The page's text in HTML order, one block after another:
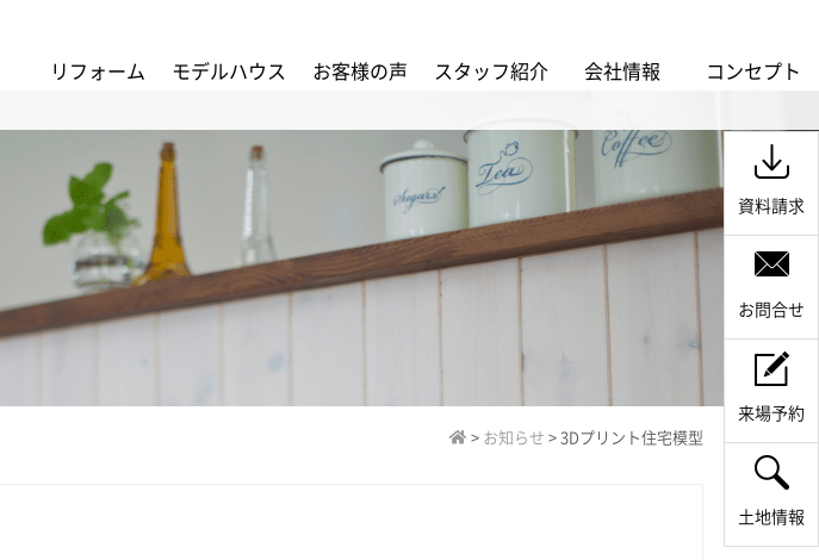
リフォーム モデルハウス お客様の声 スタッフ紹介 会社情報 コンセプト
> お知らせ > 3Dプリント住宅模型
資料請求
お問合せ
来場予約
土地情報